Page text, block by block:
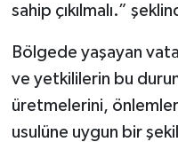
sahip çıkılmalı.”
Bölgede yaşayan
ve yetkililerin bu
üretmelerini,
usulüne uygun bir